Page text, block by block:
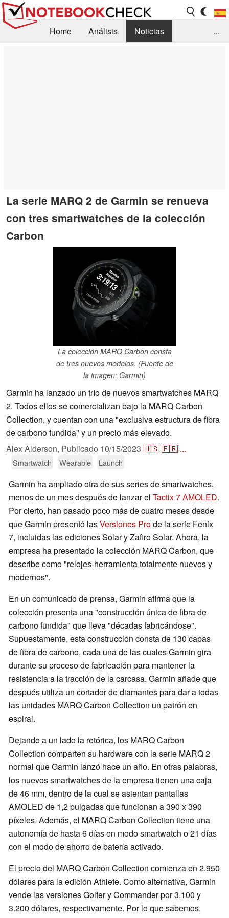
Home Análisis
Noticias
...
La serie MARQ 2 de Garmin se renueva
con tres smartwatches de la colección
Carbon
La colección MARQ Carbon consta
de tres nuevos modelos. (Fuente de
la imagen: Garmin)
Garmin ha lanzado un trío de nuevos smartwatches MARQ
2. Todos ellos se comercializan bajo la MARQ Carbon
Collection, y cuentan con una "exclusiva estructura de fibra
de carbono fundida" y un precio más elevado.
Alex Alderson, Publicado 10/15/2023 🇺🇸🇫🇷 ...
Smartwatch Wearable Launch
Garmin ha ampliado otra de sus series de smartwatches,
menos de un mes después de lanzar el Tactix 7 AMOLED.
Por cierto, han pasado poco más de cuatro meses desde
que Garmin presentó lasVersiones Prode la serie Fenix
7, incluidas las ediciones Solar y Zafiro Solar. Ahora, la
empresa ha presentado la colección MARQ Carbon, que
describe como "relojes-herramienta totalmente nuevos y
modernos".
En un comunicado de prensa, Garmin afirma que la
colección presenta una "construcción única de fibra de
carbono fundida" que lleva "décadas fabricándose".
Supuestamente, esta construcción consta de 130 capas
de fibra de carbono, cada una de las cuales Garmin gira
durante su proceso de fabricación para mantener la
resistencia a la tracción de la carcasa. Garmin añade que
después utiliza un cortador de diamantes para dar a todas
las unidades MARQ Carbon Collection un patrón en
espiral.
Dejando a un lado la retórica, los MARQ Carbon
Collection comparten su hardware con la serie MARQ 2
normal que Garmin lanzó hace un año. En otras palabras,
los nuevos smartwatches de la empresa tienen una caja
de 46 mm, dentro de la cual se asientan pantallas
AMOLED de 1,2 pulgadas que funcionan a 390 x 390
píxeles. Además, el MARQ Carbon Collection tiene una
autonomía de hasta 6 días en modo smartwatch o 21 días
con el modo de ahorro de batería activado.
El precio del MARQ Carbon Collection comienza en 2.950
dólares para la edición Athlete. Como alternativa, Garmin
vende las versiones Golfer y Commander por 3.100 y
3.200 dólares, respectivamente. Por lo que sabemos,